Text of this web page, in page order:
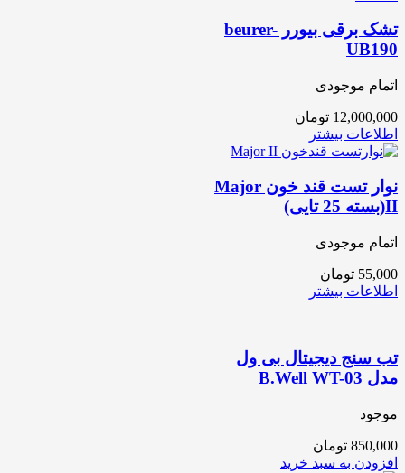
تشک برقی بیورر beurer-
UB190
اتمام موجودی
12,000,000 تومان
اطلاعات بیشتر
نوار تست قند خون Major
II(بسته 25 تایی)
اتمام موجودی
55,000 تومان
اطلاعات بیشتر
تب سنج دیجیتال بی ول
مدل B.Well WT-03
موجود
850,000 تومان
افزودن به سبد خرید